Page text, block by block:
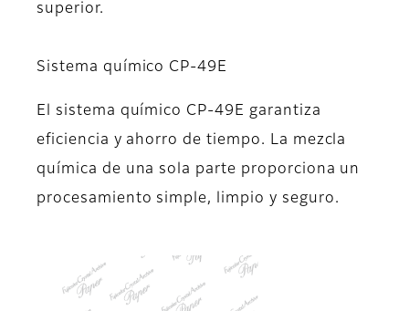
superior.
Sistema químico CP-49E
El sistema químico CP-49E garantiza
eficiencia y ahorro de tiempo. La mezcla
química de una sola parte proporciona un
procesamiento simple, limpio y seguro.